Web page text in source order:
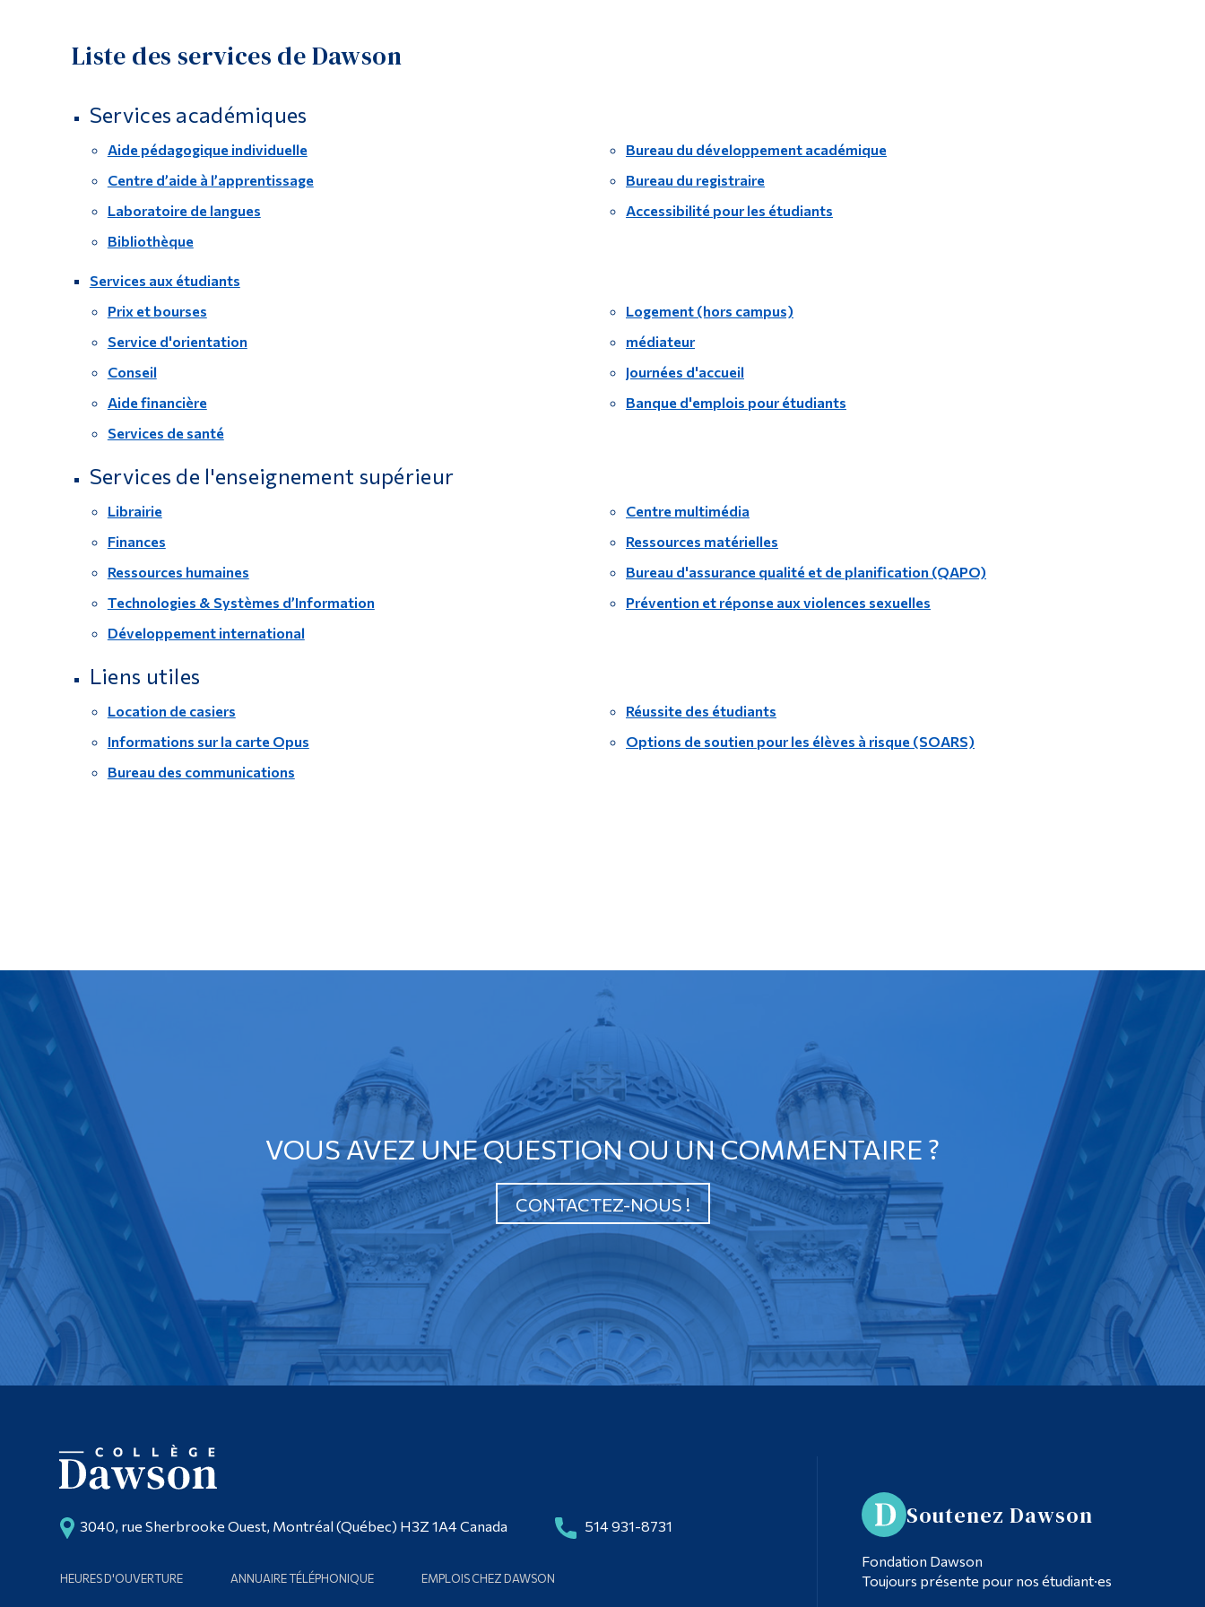
Liste des services de Dawson
Services académiques
Aide pédagogique individuelle
Centre d’aide à l’apprentissage
Laboratoire de langues
Bibliothèque
Bureau du développement académique
Bureau du registraire
Accessibilité pour les étudiants
Services aux étudiants
Prix et bourses
Service d'orientation
Conseil
Aide financière
Services de santé
Logement (hors campus)
médiateur
Journées d'accueil
Banque d'emplois pour étudiants
Services de l'enseignement supérieur
Librairie
Finances
Ressources humaines
Technologies & Systèmes d’Information
Développement international
Centre multimédia
Ressources matérielles
Bureau d'assurance qualité et de planification (QAPO)
Prévention et réponse aux violences sexuelles
Liens utiles
Location de casiers
Informations sur la carte Opus
Bureau des communications
Réussite des étudiants
Options de soutien pour les élèves à risque (SOARS)
VOUS AVEZ UNE QUESTION OU UN COMMENTAIRE ?
CONTACTEZ-NOUS !
3040, rue Sherbrooke Ouest, Montréal (Québec) H3Z 1A4 Canada 514 931-8731
HEURES D'OUVERTURE ANNUAIRE TÉLÉPHONIQUE EMPLOIS CHEZ DAWSON
Soutenez Dawson
Fondation Dawson
Toujours présente pour nos étudiant·es
La vie à Dawson